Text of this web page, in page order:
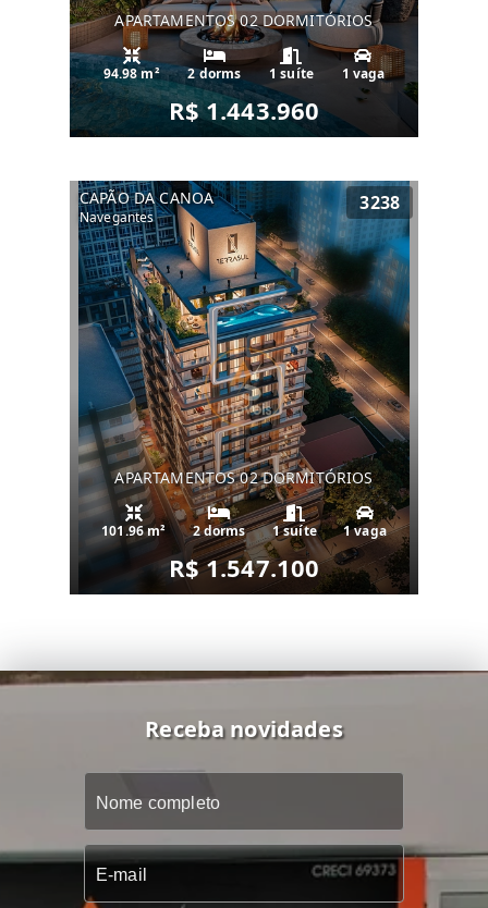
APARTAMENTOS 02 DORMITÓRIOS
94.98 m² 2 dorms 1 suíte 1 vaga
R$ 1.443.960
CAPÃO DA CANOA
Navegantes
3238
APARTAMENTOS 02 DORMITÓRIOS
101.96 m² 2 dorms 1 suíte 1 vaga
R$ 1.547.100
Receba novidades